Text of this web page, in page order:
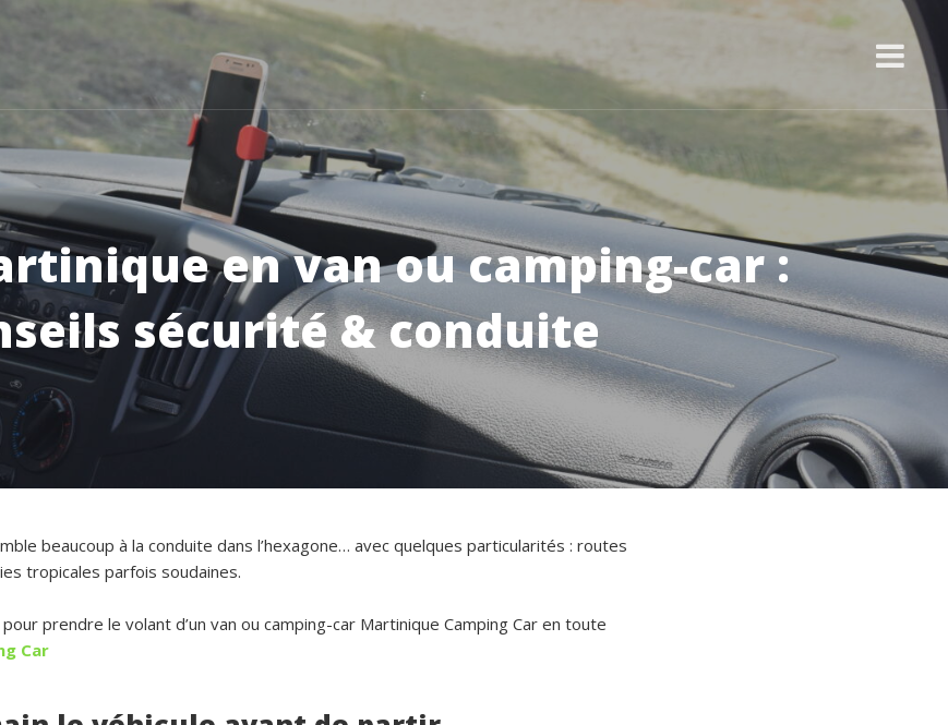
en van ou camping-car :
sécurité & conduite
beaucoup à la conduite dans l’hexagone… avec quelques particularités : routes
tropicales parfois soudaines.
pour prendre le volant d’un van ou camping-car Martinique Camping Car en toute
Car